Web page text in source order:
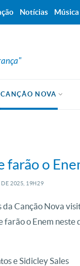
CANÇÃO NOVA
farão o
DE 2025, 19H29
Canção Nova
farão o Enem
e Sidicley Sales
Notícias Música